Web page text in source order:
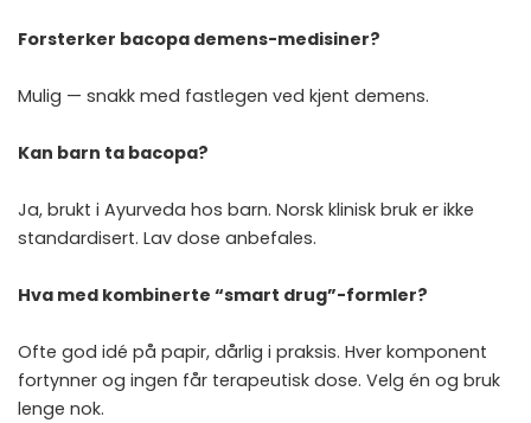
Forsterker bacopa demens-medisiner?
Mulig — snakk med fastlegen ved kjent demens.
Kan barn ta bacopa?
Ja, brukt i Ayurveda hos barn. Norsk klinisk bruk er ikke
standardisert. Lav dose anbefales.
Hva med kombinerte “smart drug”-formler?
Ofte god idé på papir, dårlig i praksis. Hver komponent
fortynner og ingen får terapeutisk dose. Velg én og bruk
lenge nok.